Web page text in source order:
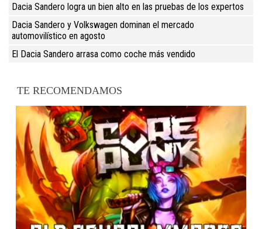
Dacia Sandero logra un bien alto en las pruebas de los expertos
Dacia Sandero y Volkswagen dominan el mercado
automovilístico en agosto
El Dacia Sandero arrasa como coche más vendido
TE RECOMENDAMOS